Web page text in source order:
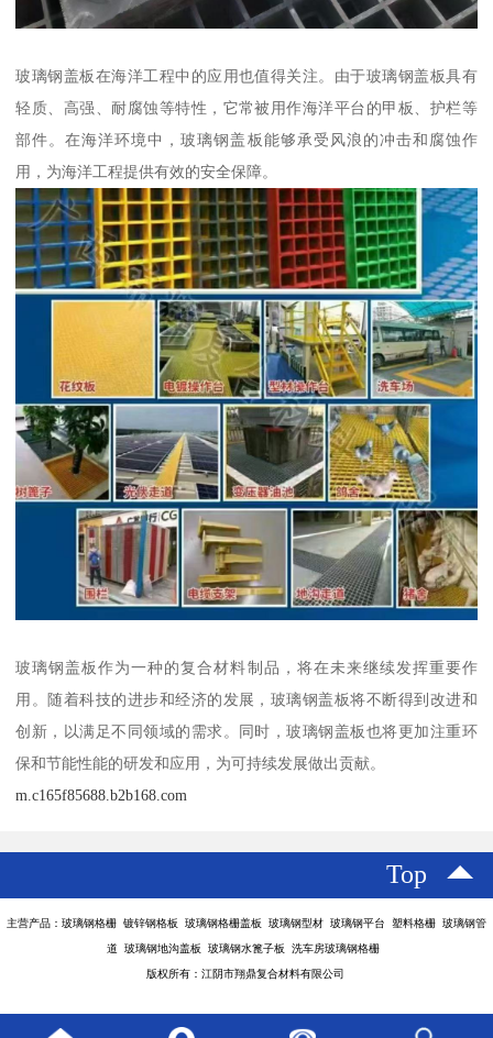
玻璃钢盖板在海洋工程中的应用也值得关注。由于玻璃钢盖板具有
轻质、高强、耐腐蚀等特性，它常被用作海洋平台的甲板、护栏等
部件。在海洋环境中，玻璃钢盖板能够承受风浪的冲击和腐蚀作
用，为海洋工程提供有效的安全保障。
玻璃钢盖板作为一种的复合材料制品，将在未来继续发挥重要作
用。随着科技的进步和经济的发展，玻璃钢盖板将不断得到改进和
创新，以满足不同领域的需求。同时，玻璃钢盖板也将更加注重环
保和节能性能的研发和应用，为可持续发展做出贡献。
m.c165f85688.b2b168.com
Top
主营产品：玻璃钢格栅 镀锌钢格板 玻璃钢格栅盖板 玻璃钢型材 玻璃钢平台 塑料格栅 玻璃钢管
道 玻璃钢地沟盖板 玻璃钢水篦子板 洗车房玻璃钢格栅
版权所有：江阴市翔鼎复合材料有限公司